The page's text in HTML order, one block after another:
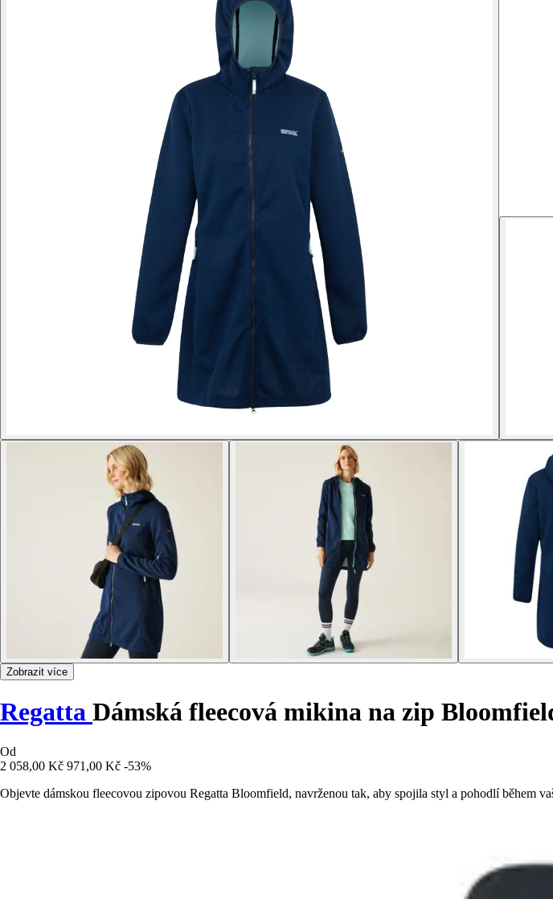
Zobrazit více
Regatta Dámská fleecová mikina na zip
Od
2 058,00 Kč 971,00 Kč -53%
Objevte dámskou fleecovou zipovou Regatta Bloomfield, navrženou tak, aby spojila styl a pohodlí během